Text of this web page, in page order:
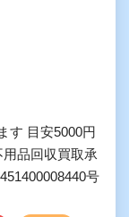
す 目安5000円
品回収買取承
号